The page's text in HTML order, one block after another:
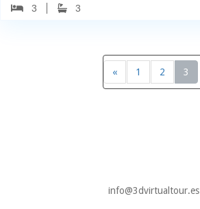
3 3
« 1 2 3
info@3dvirtualtour.es